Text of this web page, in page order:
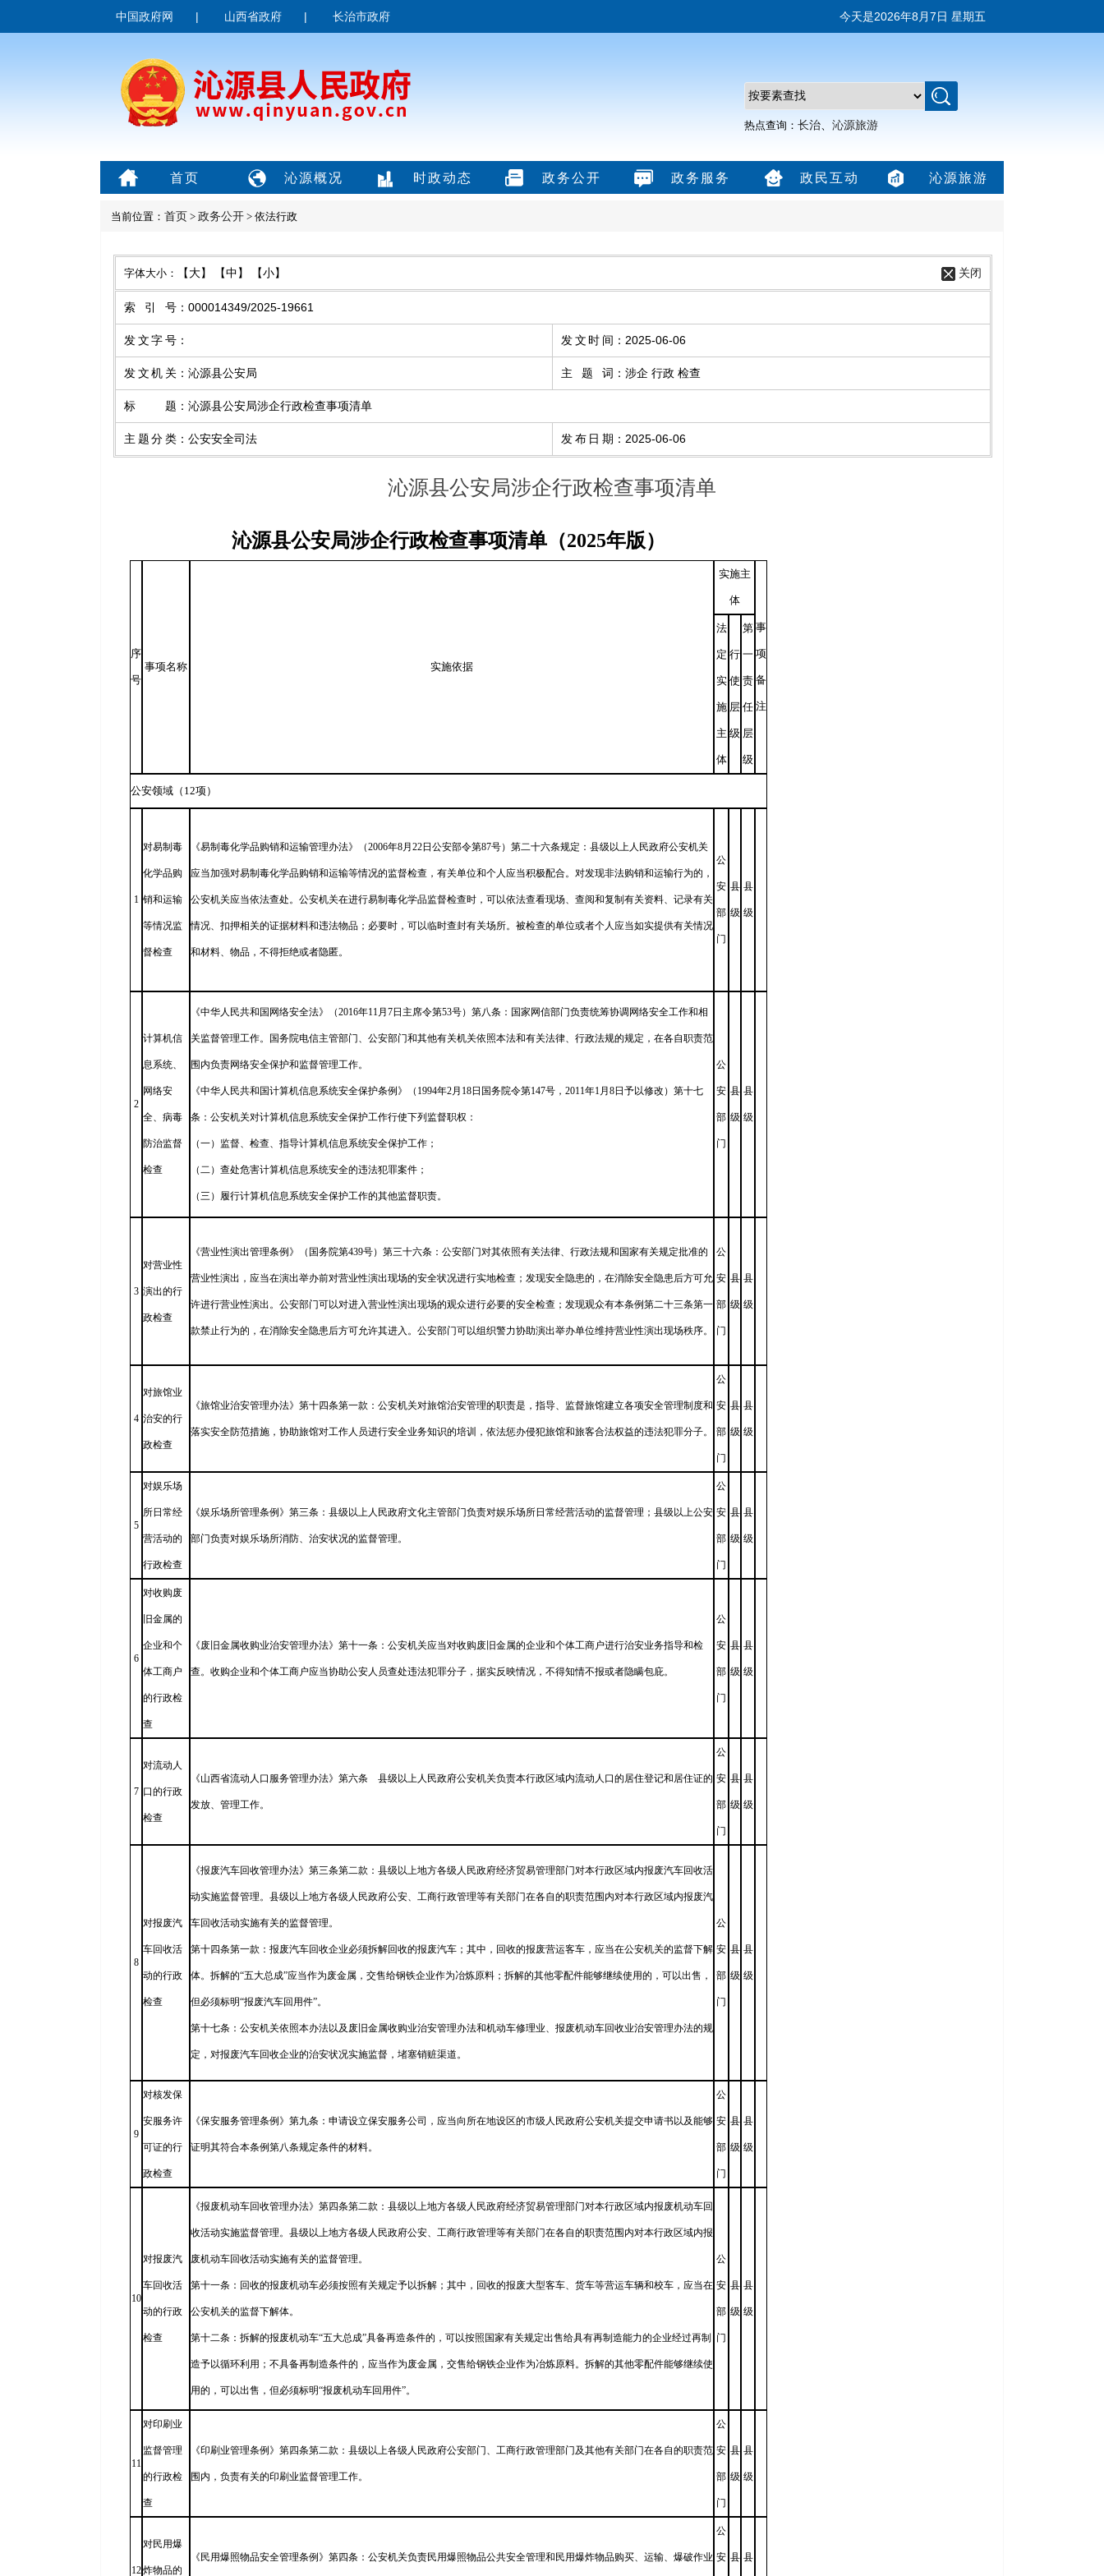
中国政府网 | 山西省政府 | 长治市政府 今天是2026年8月7日 星期五
热点查询： 长治 沁源旅游
首页 沁源概况 时政动态 政务公开 政务服务 政民互动 沁源旅游
当前位置： 首页 > 政务公开 > 依法行政
字体大小： 【大】 【中】 【小】 关闭
索引号 ： 000014349/2025-19661
发文字号 ： 发文时间 ： 2025-06-06
发文机关 ： 沁源县公安局 主题词 ： 涉企 行政 检查
标题 ： 沁源县公安局涉企行政检查事项清单
主题分类 ： 公安安全司法 发布日期 ： 2025-06-06
沁源县公安局涉企行政检查事项清单
沁源县公安局涉企行政检查事项清单（2025年版）
序
号
事项名称 实施依据
实施主
体
事
项
备
注
法
定
实
施
主
体
行
使
层
级
第
一
责
任
层
级
公安领域（12项）
1
对易制毒
化学品购
销和运输
等情况监
督检查
《易制毒化学品购销和运输管理办法》（2006年8月22日公安部令第87号）第二十六条规定：县级以上人民政府公安机关
应当加强对易制毒化学品购销和运输等情况的监督检查，有关单位和个人应当积极配合。对发现非法购销和运输行为的，
公安机关应当依法查处。公安机关在进行易制毒化学品监督检查时，可以依法查看现场、查阅和复制有关资料、记录有关
情况、扣押相关的证据材料和违法物品；必要时，可以临时查封有关场所。被检查的单位或者个人应当如实提供有关情况
和材料、物品，不得拒绝或者隐匿。
公
安
部
门
县
级
县
级
2
计算机信
息系统、
网络安
全、病毒
防治监督
检查
《中华人民共和国网络安全法》（2016年11月7日主席令第53号）第八条：国家网信部门负责统筹协调网络安全工作和相
关监督管理工作。国务院电信主管部门、公安部门和其他有关机关依照本法和有关法律、行政法规的规定，在各自职责范
围内负责网络安全保护和监督管理工作。
《中华人民共和国计算机信息系统安全保护条例》（1994年2月18日国务院令第147号，2011年1月8日予以修改）第十七
条：公安机关对计算机信息系统安全保护工作行使下列监督职权：
（一）监督、检查、指导计算机信息系统安全保护工作；
（二）查处危害计算机信息系统安全的违法犯罪案件；
（三）履行计算机信息系统安全保护工作的其他监督职责。
公
安
部
门
县
级
县
级
3
对营业性
演出的行
政检查
《营业性演出管理条例》（国务院第439号）第三十六条：公安部门对其依照有关法律、行政法规和国家有关规定批准的
营业性演出，应当在演出举办前对营业性演出现场的安全状况进行实地检查；发现安全隐患的，在消除安全隐患后方可允
许进行营业性演出。公安部门可以对进入营业性演出现场的观众进行必要的安全检查；发现观众有本条例第二十三条第一
款禁止行为的，在消除安全隐患后方可允许其进入。公安部门可以组织警力协助演出举办单位维持营业性演出现场秩序。
公
安
部
门
县
级
县
级
4
对旅馆业
治安的行
政检查
《旅馆业治安管理办法》第十四条第一款：公安机关对旅馆治安管理的职责是，指导、监督旅馆建立各项安全管理制度和
落实安全防范措施，协助旅馆对工作人员进行安全业务知识的培训，依法惩办侵犯旅馆和旅客合法权益的违法犯罪分子。
公
安
部
门
县
级
县
级
5
对娱乐场
所日常经
营活动的
行政检查
《娱乐场所管理条例》第三条：县级以上人民政府文化主管部门负责对娱乐场所日常经营活动的监督管理；县级以上公安
部门负责对娱乐场所消防、治安状况的监督管理。
公
安
部
门
县
级
县
级
6
对收购废
旧金属的
企业和个
体工商户
的行政检
查
《废旧金属收购业治安管理办法》第十一条：公安机关应当对收购废旧金属的企业和个体工商户进行治安业务指导和检
查。收购企业和个体工商户应当协助公安人员查处违法犯罪分子，据实反映情况，不得知情不报或者隐瞒包庇。
公
安
部
门
县
级
县
级
7
对流动人
口的行政
检查
《山西省流动人口服务管理办法》第六条 县级以上人民政府公安机关负责本行政区域内流动人口的居住登记和居住证的
发放、管理工作。
公
安
部
门
县
级
县
级
8
对报废汽
车回收活
动的行政
检查
《报废汽车回收管理办法》第三条第二款：县级以上地方各级人民政府经济贸易管理部门对本行政区域内报废汽车回收活
动实施监督管理。县级以上地方各级人民政府公安、工商行政管理等有关部门在各自的职责范围内对本行政区域内报废汽
车回收活动实施有关的监督管理。
第十四条第一款：报废汽车回收企业必须拆解回收的报废汽车；其中，回收的报废营运客车，应当在公安机关的监督下解
体。拆解的“五大总成”应当作为废金属，交售给钢铁企业作为冶炼原料；拆解的其他零配件能够继续使用的，可以出售，
但必须标明“报废汽车回用件”。
第十七条：公安机关依照本办法以及废旧金属收购业治安管理办法和机动车修理业、报废机动车回收业治安管理办法的规
定，对报废汽车回收企业的治安状况实施监督，堵塞销赃渠道。
公
安
部
门
县
级
县
级
9
对核发保
安服务许
可证的行
政检查
《保安服务管理条例》第九条：申请设立保安服务公司，应当向所在地设区的市级人民政府公安机关提交申请书以及能够
证明其符合本条例第八条规定条件的材料。
公
安
部
门
县
级
县
级
10
对报废汽
车回收活
动的行政
检查
《报废机动车回收管理办法》第四条第二款：县级以上地方各级人民政府经济贸易管理部门对本行政区域内报废机动车回
收活动实施监督管理。县级以上地方各级人民政府公安、工商行政管理等有关部门在各自的职责范围内对本行政区域内报
废机动车回收活动实施有关的监督管理。
第十一条：回收的报废机动车必须按照有关规定予以拆解；其中，回收的报废大型客车、货车等营运车辆和校车，应当在
公安机关的监督下解体。
第十二条：拆解的报废机动车“五大总成”具备再造条件的，可以按照国家有关规定出售给具有再制造能力的企业经过再制
造予以循环利用；不具备再制造条件的，应当作为废金属，交售给钢铁企业作为冶炼原料。拆解的其他零配件能够继续使
用的，可以出售，但必须标明“报废机动车回用件”。
公
安
部
门
县
级
县
级
11
对印刷业
监督管理
的行政检
查
《印刷业管理条例》第四条第二款：县级以上各级人民政府公安部门、工商行政管理部门及其他有关部门在各自的职责范
围内，负责有关的印刷业监督管理工作。
公
安
部
门
县
级
县
级
12
对民用爆
炸物品的
《民用爆照物品安全管理条例》第四条：公安机关负责民用爆照物品公共安全管理和民用爆炸物品购买、运输、爆破作业
公
安 县 县